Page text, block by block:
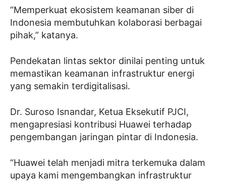
“Memperkuat ekosistem keamanan siber di
Indonesia membutuhkan kolaborasi berbagai
pihak,” katanya.
Pendekatan lintas sektor dinilai penting untuk
memastikan keamanan infrastruktur energi
yang semakin terdigitalisasi.
Dr. Suroso Isnandar, Ketua Eksekutif PJCI,
mengapresiasi kontribusi Huawei terhadap
pengembangan jaringan pintar di Indonesia.
“Huawei telah menjadi mitra terkemuka dalam
upaya kami mengembangkan infrastruktur